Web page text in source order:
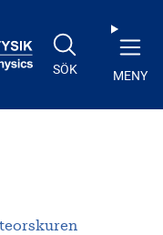
SÖK MENY